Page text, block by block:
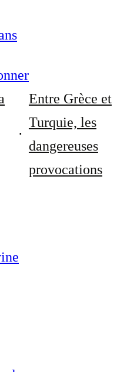
Entre Grèce et
Turquie, les
dangereuses
provocations